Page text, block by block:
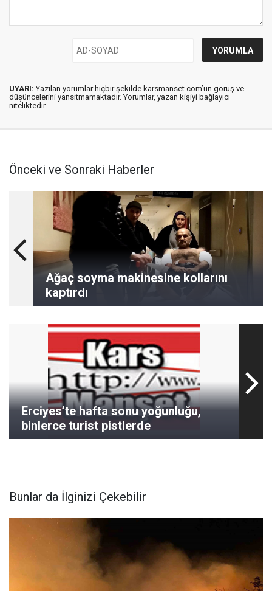
UYARI: Yazılan yorumlar hiçbir şekilde karsmanset.com’un görüş ve
düşüncelerini yansıtmamaktadır. Yorumlar, yazan kişiyi bağlayıcı
niteliktedir.
Önceki ve Sonraki Haberler
Ağaç soyma makinesine kollarını
kaptırdı
Erciyes’te hafta sonu yoğunluğu,
binlerce turist pistlerde
Bunlar da İlginizi Çekebilir